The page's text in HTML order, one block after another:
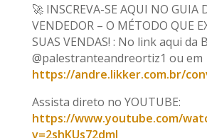
🚀 INSCREVA-SE AQUI NO GUIA
VENDEDOR – O MÉTODO QUE
SUAS VENDAS! : No link aqui da
@palestranteandreortiz1 ou em
https://andre.likker.com.br/
Assista direto no YOUTUBE:
https://www.youtube.com/
v=2shKUs72dmI